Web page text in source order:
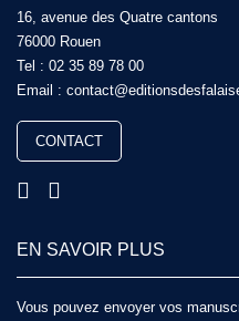
16, avenue des Quatre cantons
76000 Rouen
Tel : 02 35 89 78 00
Email :
CONTACT
EN SAVOIR PLUS
Vous pouvez envoyer vos